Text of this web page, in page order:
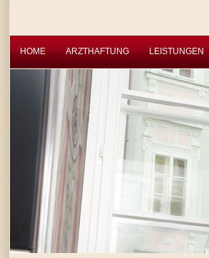
HOME ARZTHAFTUNG LEISTUNGEN